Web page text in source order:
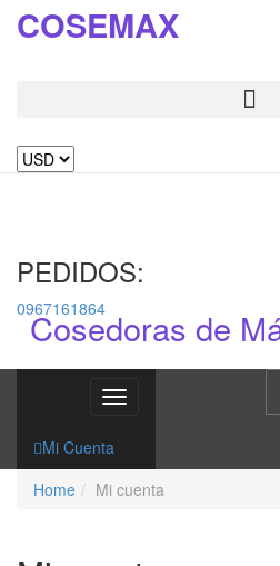
COSEMAX
PEDIDOS:
0967161864
Cosedoras de
Toggle
Mi Cuenta
Home Mi cuenta